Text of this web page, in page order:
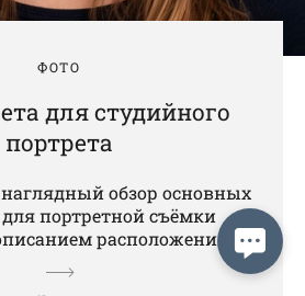
ФОТО
для студийного
портрета
обзор основных
для портретной съёмки
расположения...